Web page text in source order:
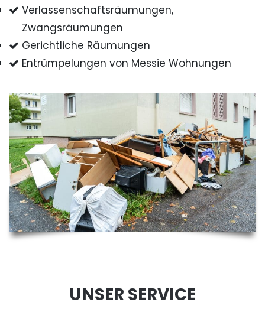
Verlassenschaftsräumungen,
Zwangsräumungen
Gerichtliche Räumungen
Entrümpelungen von Messie Wohnungen
UNSER SERVICE